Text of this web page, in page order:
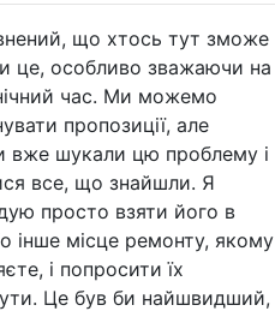
що хтось тут зможе
це, особливо зважаючи на
час. Ми можемо
пропозиції, але
вже шукали цю проблему і
все, що знайшли. Я
просто взяти його в
інше місце ремонту, якому
і попросити їх
Це був би найшвидший,